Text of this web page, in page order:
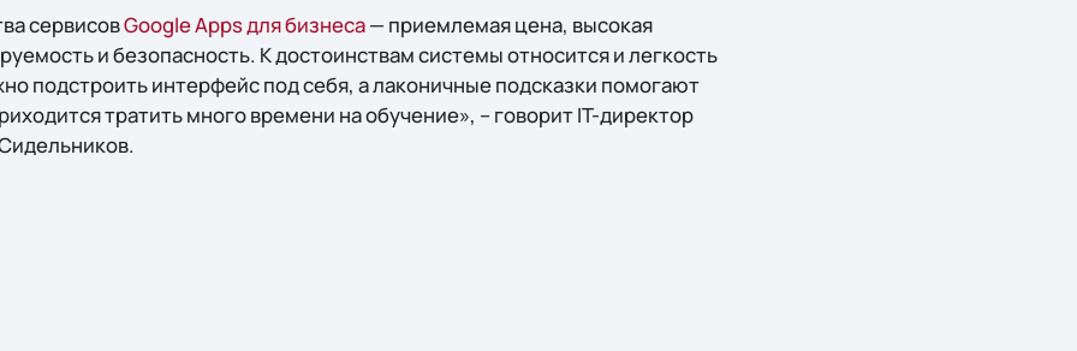
сервисовGoogle Apps для бизнеса— приемлемая цена, высокая
и безопасность. К достоинствам системы относится и легкость
подстроить интерфейс под себя, а лаконичные подсказки помогают
тратить много времени на обучение», – говорит IT-директор